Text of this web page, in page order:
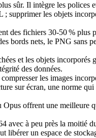
sûr. Il intègre les polices
les objets
des fichiers 30‑50 %
bords nets, le PNG
et les objets
des données.
les images
sur écran, une norme
offrent une meilleure
à peu près la moitié
libérer un espace de